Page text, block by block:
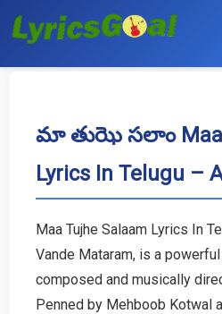
Hindi
Bollywood
English
Tamil
మా తుఝె సలాం Maa
Lyrics In Telugu –
Maa Tujhe Salaam Lyrics In
Vande Mataram, is a
composed and musically
Penned by Mehboob Kotwal